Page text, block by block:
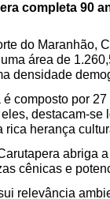
completa 90
do Maranhão,
área de
densidade
composto por
destacam-
rica herança
abriga
cênicas e
relevância